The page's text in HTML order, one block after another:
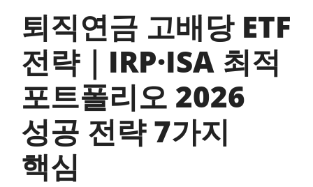
퇴직연금 고배당 ETF
전략｜IRP·ISA 최적
포트폴리오 2026
성공 전략 7가지
핵심